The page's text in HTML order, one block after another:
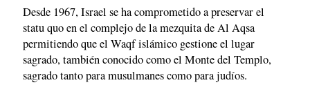
Desde 1967, Israel se ha comprometido a preservar el
statu quo en el complejo de la mezquita de Al Aqsa
permitiendo que el Waqf islámico gestione el lugar
sagrado, también conocido como el Monte del Templo,
sagrado tanto para musulmanes como para judíos.